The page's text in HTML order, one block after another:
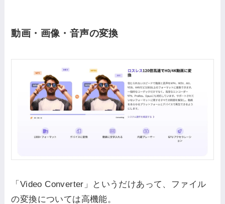
動画・画像・音声の変換
「Video Converter」というだけあって、ファイル
の変換については高機能。